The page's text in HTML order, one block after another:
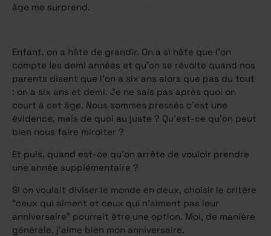
âge me surprend.
Enfant, on a hâte de grandir. On a si hâte que l’on
compte les demi années et qu’on se révolte quand nos
parents disent que l’on a six ans alors que pas du tout
: on a six ans et demi. Je ne sais pas après quoi on
court à cet âge. Nous sommes pressés c’est une
évidence, mais de quoi au juste ? Qu’est-ce qu’on peut
bien nous faire miroiter ?
Et puis, quand est-ce qu’on arrête de vouloir prendre
une année supplémentaire ?
Si on voulait diviser le monde en deux, choisir le critère
“ceux qui aiment et ceux qui n’aiment pas leur
anniversaire” pourrait être une option. Moi, de manière
générale, j’aime bien mon anniversaire.